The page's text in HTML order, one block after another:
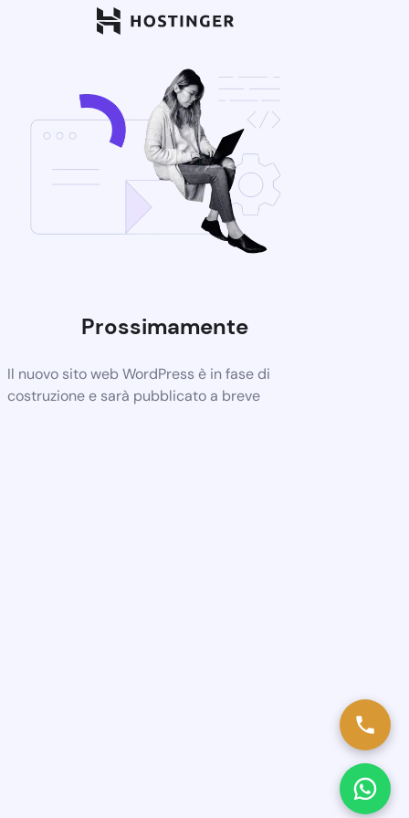
Prossimamente
Il nuovo sito web WordPress è in fase di
costruzione e sarà pubblicato a breve